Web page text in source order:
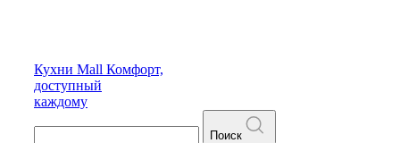
Кухни Mall Комфорт,
доступный
каждому
Поиск